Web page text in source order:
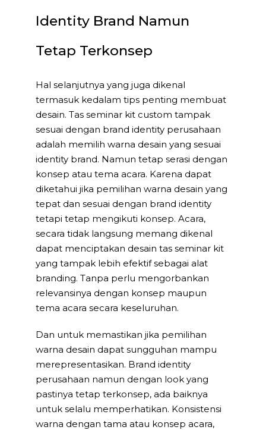
Identity Brand Namun
Tetap Terkonsep
Hal selanjutnya yang juga dikenal
termasuk kedalam tips penting membuat
desain. Tas seminar kit custom tampak
sesuai dengan brand identity perusahaan
adalah memilih warna desain yang sesuai
identity brand. Namun tetap serasi dengan
konsep atau tema acara. Karena dapat
diketahui jika pemilihan warna desain yang
tepat dan sesuai dengan brand identity
tetapi tetap mengikuti konsep. Acara,
secara tidak langsung memang dikenal
dapat menciptakan desain tas seminar kit
yang tampak lebih efektif sebagai alat
branding. Tanpa perlu mengorbankan
relevansinya dengan konsep maupun
tema acara secara keseluruhan.
Dan untuk memastikan jika pemilihan
warna desain dapat sungguhan mampu
merepresentasikan. Brand identity
perusahaan namun dengan look yang
pastinya tetap terkonsep, ada baiknya
untuk selalu memperhatikan. Konsistensi
warna dengan tama atau konsep acara,